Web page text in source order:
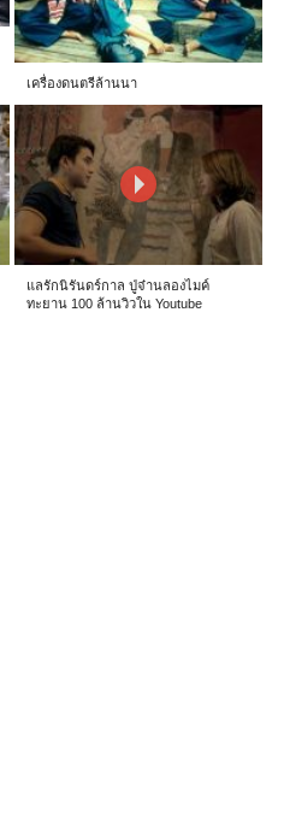
เครื่องดนตรีล้านนา
แลรักนิรันดร์กาล ปู่จ๋านลองไมค์
ทะยาน 100 ล้านวิวใน Youtube